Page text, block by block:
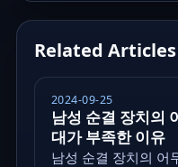
Related Articles
2024-09-25
남성 순결 장치의
대가 부족한 이유
남성 순결 장치의 어